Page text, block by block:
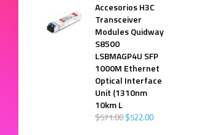
Accesorios H3C
Transceiver
Modules Quidway
S8500
LSBMAGP4U SFP
1000M Ethernet
Optical Interface
Unit (1310nm
10km L
$571.00 $522.00